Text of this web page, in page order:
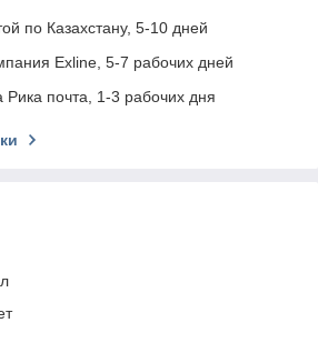
по Казахстану, 5-10 дней
Exline, 5-7 рабочих дней
Рика почта, 1-3 рабочих дня